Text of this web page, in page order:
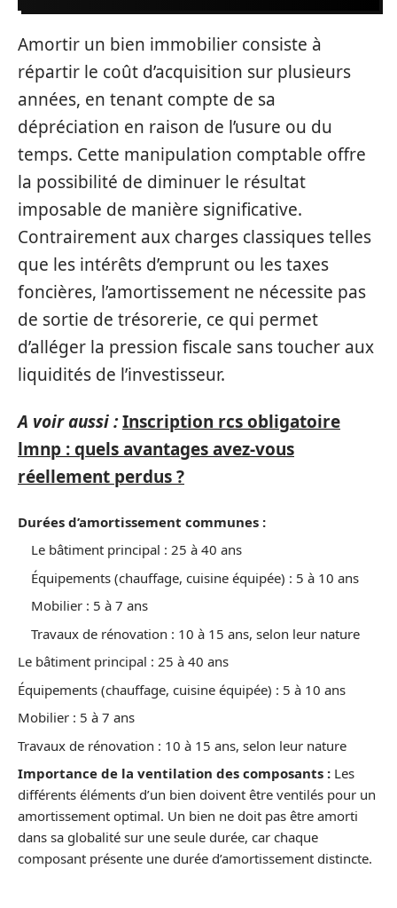
Amortir un bien immobilier consiste à
répartir le coût d’acquisition sur plusieurs
années, en tenant compte de sa
dépréciation en raison de l’usure ou du
temps. Cette manipulation comptable offre
la possibilité de diminuer le résultat
imposable de manière significative.
Contrairement aux charges classiques telles
que les intérêts d’emprunt ou les taxes
foncières, l’amortissement ne nécessite pas
de sortie de trésorerie, ce qui permet
d’alléger la pression fiscale sans toucher aux
liquidités de l’investisseur.
A voir aussi :Inscription rcs obligatoire
lmnp : quels avantages avez-vous
réellement perdus ?
Durées d’amortissement communes :
Le bâtiment principal : 25 à 40 ans
Équipements (chauffage, cuisine équipée) : 5 à 10 ans
Mobilier : 5 à 7 ans
Travaux de rénovation : 10 à 15 ans, selon leur nature
Le bâtiment principal : 25 à 40 ans
Équipements (chauffage, cuisine équipée) : 5 à 10 ans
Mobilier : 5 à 7 ans
Travaux de rénovation : 10 à 15 ans, selon leur nature
Importance de la ventilation des composants : Les
différents éléments d’un bien doivent être ventilés pour un
amortissement optimal. Un bien ne doit pas être amorti
dans sa globalité sur une seule durée, car chaque
composant présente une durée d’amortissement distincte.